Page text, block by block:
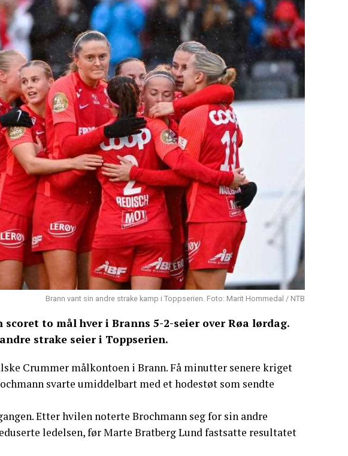
Brann vant sin andre strake kamp i Toppserien. Foto: Marit Hommedal / NTB
to mål hver i Branns 5-2-seier over Røa lørdag.
strake seier i Toppserien.
Crummer målkontoen i Brann. Få minutter senere kriget
svarte umiddelbart med et hodestøt som sendte
Etter hvilen noterte Brochmann seg for sin andre
ledelsen, før Marte Bratberg Lund fastsatte resultatet